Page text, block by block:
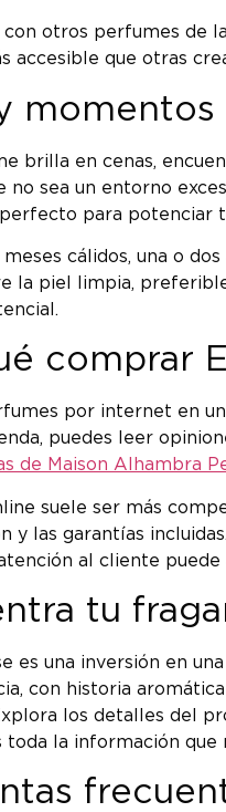
con otros perfumes de
accesible que otras
momentos
brilla en cenas,
no sea un entorno
para potenciar
cálidos, una o
la piel limpia,
comprar
por internet en
puedes leer
de Maison Alhambra
suele ser más
y las garantías
al cliente
tu
es una inversión en
con historia
los detalles del
toda la información